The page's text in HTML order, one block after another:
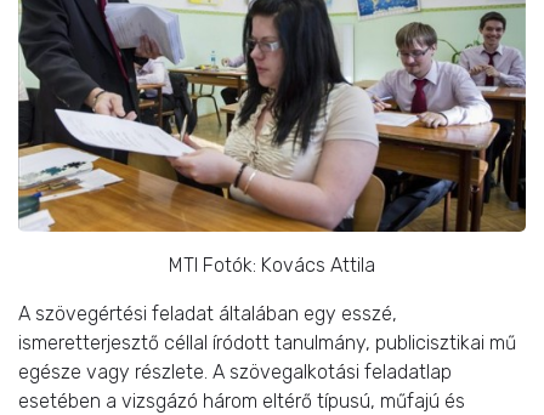
MTI Fotók: Kovács Attila
A szövegértési feladat általában egy esszé,
ismeretterjesztő céllal íródott tanulmány, publicisztikai mű
egésze vagy részlete. A szövegalkotási feladatlap
esetében a vizsgázó három eltérő típusú, műfajú és